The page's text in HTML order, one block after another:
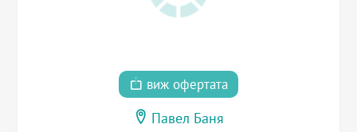
виж офертата
Павел Баня